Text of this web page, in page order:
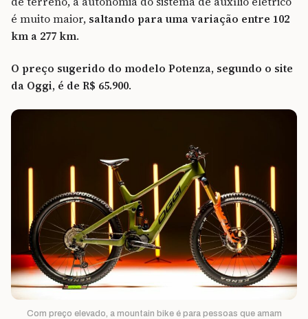
é muito maior, saltando para uma variação entre 102
km a 277 km.
O preço sugerido do modelo Potenza, segundo o site
da Oggi, é de R$ 65.900.
Com preço elevado, a mountain bike é para pessoas que amam